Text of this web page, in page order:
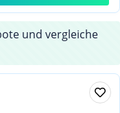
und vergleiche